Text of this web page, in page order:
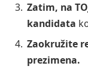
Zatim, na
kandidata
Zaokružite
prezimena.